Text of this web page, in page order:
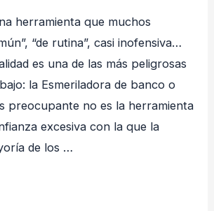
herramienta que muchos
“de rutina”, casi inofensiva…
es una de las más peligrosas
la Esmeriladora de banco o
preocupante no es la herramienta
excesiva con la que la
de los …